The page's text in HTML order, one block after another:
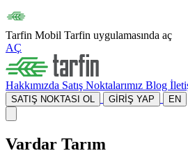
Tarfin Mobil Tarfin uygulamasında aç
AÇ
Hakkımızda Satış Noktalarımız Blog
SATIŞ NOKTASI OL GİRİŞ YAP EN
Vardar Tarım